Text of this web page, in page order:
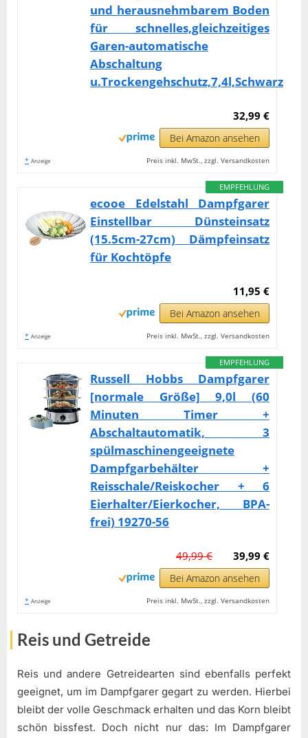
und herausnehmbarem Boden
für schnelles,gleichzeitiges
Garen-automatische
Abschaltung
u.Trockengehschutz,7,4l,Schwarz
32,99 €
Bei Amazon ansehen
* Anzeige Preis inkl. MwSt., zzgl. Versandkosten
EMPFEHLUNG
ecooe Edelstahl Dampfgarer
Einstellbar Dünsteinsatz
(15.5cm-27cm) Dämpfeinsatz
für Kochtöpfe
11,95 €
Bei Amazon ansehen
* Anzeige Preis inkl. MwSt., zzgl. Versandkosten
EMPFEHLUNG
Russell Hobbs Dampfgarer
[normale Größe] 9,0l (60
Minuten Timer +
Abschaltautomatik, 3
spülmaschinengeeignete
Dampfgarbehälter +
Reisschale/Reiskocher + 6
Eierhalter/Eierkocher, BPA-
frei) 19270-56
39,99 €
49,99 €
Bei Amazon ansehen
* Anzeige Preis inkl. MwSt., zzgl. Versandkosten
Reis und Getreide
Reis und andere Getreidearten sind ebenfalls perfekt
geeignet, um im Dampfgarer gegart zu werden. Hierbei
bleibt der volle Geschmack erhalten und das Korn bleibt
schön bissfest. Doch nicht nur das: Im Dampfgarer